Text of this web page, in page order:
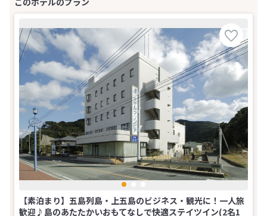
【素泊まり】五島列島・上五島のビジネス・観光に！一人旅
歓迎♪島のあたたかいおもてなしで快適ステイツイン(2名1